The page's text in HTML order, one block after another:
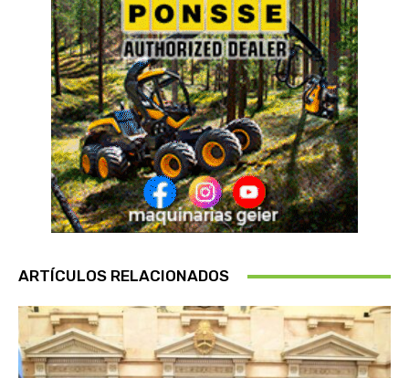
ARTÍCULOS RELACIONADOS